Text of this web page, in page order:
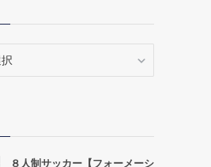
８人制サッカー【フォーメーシ